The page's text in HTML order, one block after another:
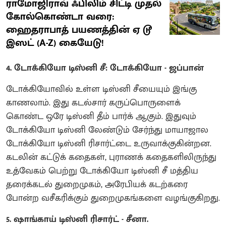
ராமோஜிராவ் ஃபிலிம் சிட்டி முதல்
கோல்கொண்டா வரை:
ஹைதராபாத் பயணத்தின் ஏ டூ
இஸட் (A-Z) கையேடு!
4. டோக்கியோ டிஸ்னி சீ: டோக்கியோ - ஜப்பான்
டோக்கியோவில் உள்ள டிஸ்னி சீயையும் இங்கு
காணலாம். இது கடல்சார் கருப்பொருளைக்
கொண்ட ஒரே டிஸ்னி தீம் பார்க் ஆகும். இதுவும்
டோக்கியோ டிஸ்னி லேண்டும் சேர்ந்து மாயாஜால
டோக்கியோ டிஸ்னி ரிசார்ட்டை உருவாக்குகின்றன.
கடலின் கட்டுக் கதைகள், புராணக் கதைகளிலிருந்து
உத்வேகம் பெற்று டோக்கியோ டிஸ்னி சீ மத்திய
தரைக்கடல் துறைமுகம், அரேபியக் கடற்கரை
போன்ற வசீகரிக்கும் துறைமுகங்களை வழங்குகிறது.
5. ஷாங்காய் டிஸ்னி ரிசார்ட் - சீனா.